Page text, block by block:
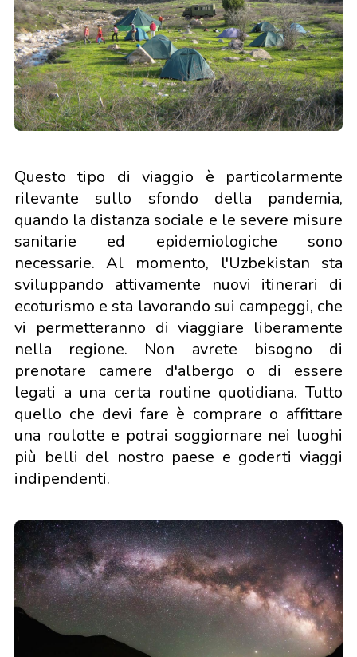
Questo tipo di viaggio è particolarmente
rilevante sullo sfondo della pandemia,
quando la distanza sociale e le severe misure
sanitarie ed epidemiologiche sono
necessarie. Al momento, l'Uzbekistan sta
sviluppando attivamente nuovi itinerari di
ecoturismo e sta lavorando sui campeggi, che
vi permetteranno di viaggiare liberamente
nella regione. Non avrete bisogno di
prenotare camere d'albergo o di essere
legati a una certa routine quotidiana. Tutto
quello che devi fare è comprare o affittare
una roulotte e potrai soggiornare nei luoghi
più belli del nostro paese e goderti viaggi
indipendenti.